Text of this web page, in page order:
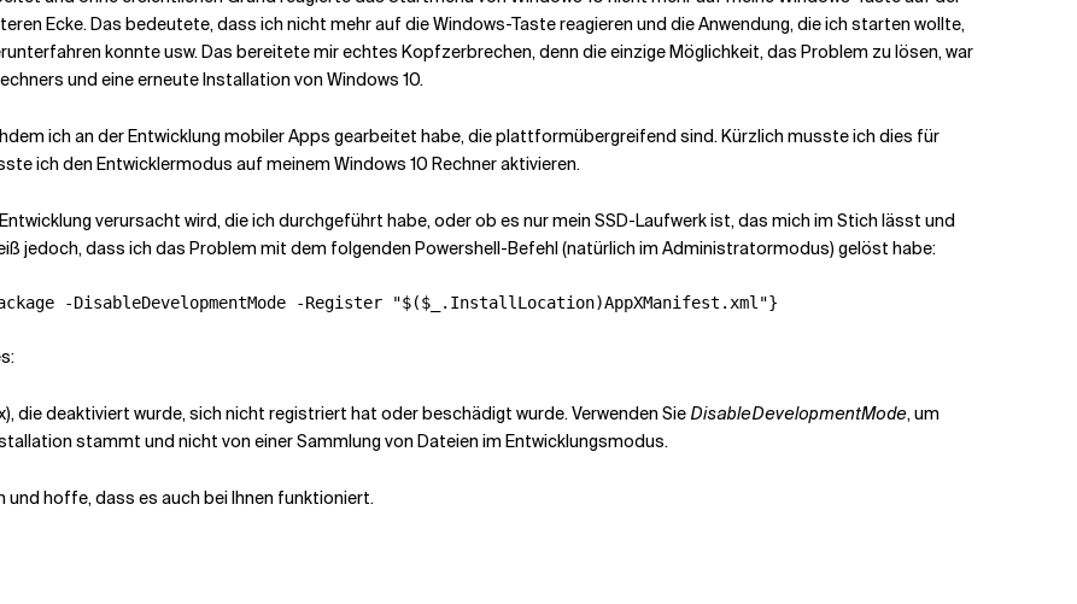
Ecke. Das bedeutete, dass ich nicht mehr auf die Windows-Taste reagieren und die Anwendung, die ich starten wollte,
konnte usw. Das bereitete mir echtes Kopfzerbrechen, denn die einzige Möglichkeit, das Problem zu lösen, war
und eine erneute Installation von Windows 10.
ich an der Entwicklung mobiler Apps gearbeitet habe, die plattformübergreifend sind. Kürzlich musste ich dies für
ich den Entwicklermodus auf meinem Windows 10 Rechner aktivieren.
verursacht wird, die ich durchgeführt habe, oder ob es nur mein SSD-Laufwerk ist, das mich im Stich lässt und
jedoch, dass ich das Problem mit dem folgenden Powershell-Befehl (natürlich im Administratormodus) gelöst habe:
-DisableDevelopmentMode -Register "$($_.InstallLocation)AppXManifest.xml"}
die deaktiviert wurde, sich nicht registriert hat oder beschädigt wurde. Verwenden Sie DisableDevelopmentMode, um
stammt und nicht von einer Sammlung von Dateien im Entwicklungsmodus.
hoffe, dass es auch bei Ihnen funktioniert.